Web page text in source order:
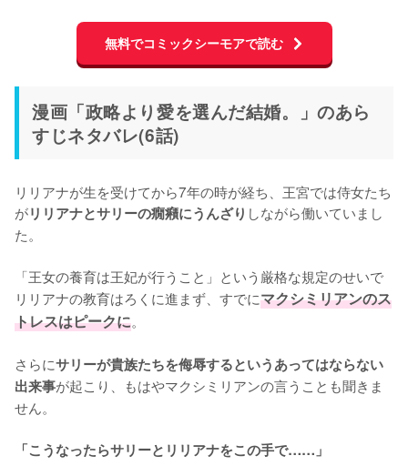
無料でコミックシーモアで読む
漫画「政略より愛を選んだ結婚。」のあら
すじネタバレ(6話)
リリアナが生を受けてから7年の時が経ち、王宮では侍女たち
がリリアナとサリーの癇癪にうんざり しながら働いていまし
た。
「王女の養育は王妃が行うこと」という厳格な規定のせいで
リリアナの教育はろくに進まず、すでにマクシミリアンのス
トレスはピークに。
さらにサリーが貴族たちを侮辱するというあってはならない
出来事が起こり、もはやマクシミリアンの言うことも聞きま
せん。
「こうなったらサリーとリリアナをこの手で……」